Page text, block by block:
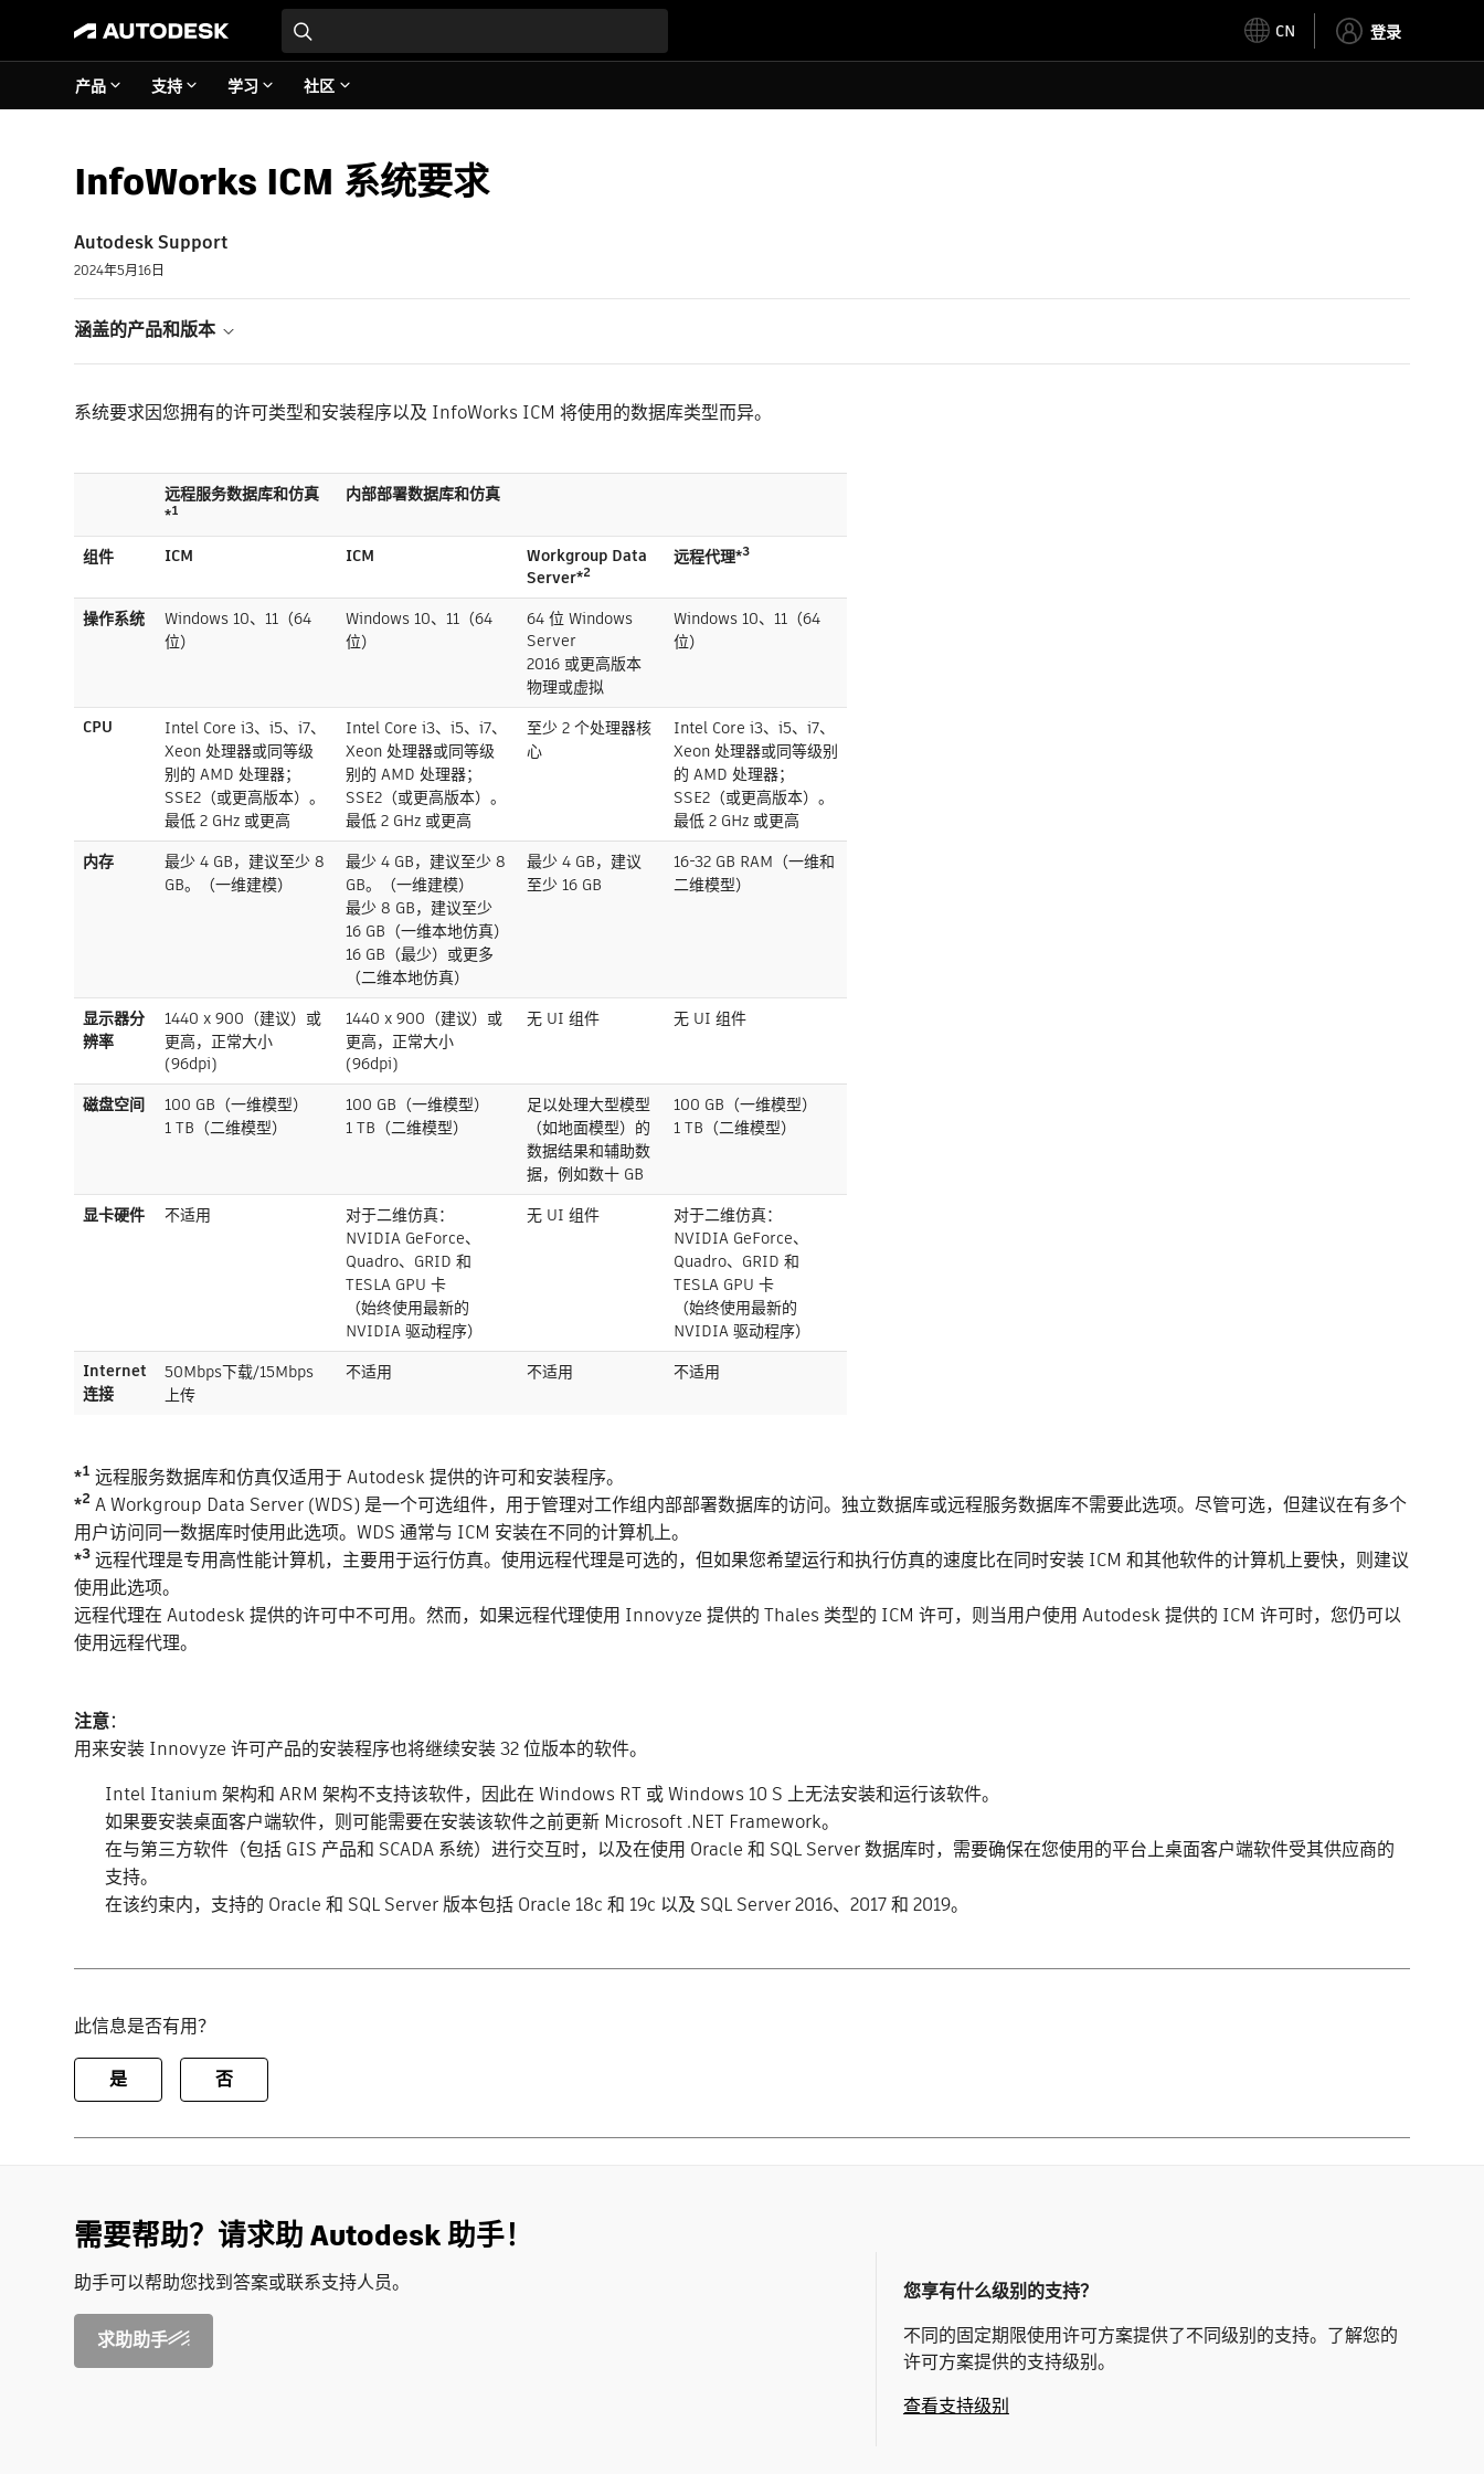
CN 登录
产品 支持 学习 社区
InfoWorks ICM 系统要求
Autodesk Support
2024年5月16日
涵盖的产品和版本
系统要求因您拥有的许可类型和安装程序以及 InfoWorks ICM 将使用的数据库类型而异。
远程服务数据库和仿真
*¹
内部部署数据库和仿真
组件 ICM ICM
Workgroup Data
Server*²
远程代理*³
操作系统
Windows 10、11（64
位）
Windows 10、11（64
位）
64 位 Windows
Server
2016 或更高版本
物理或虚拟
Windows 10、11（64
位）
CPU
Intel Core i3、i5、i7、
Xeon 处理器或同等级
别的 AMD 处理器；
SSE2（或更高版本）。
最低 2 GHz 或更高
Intel Core i3、i5、i7、
Xeon 处理器或同等级
别的 AMD 处理器；
SSE2（或更高版本）。
最低 2 GHz 或更高
至少 2 个处理器核
心
Intel Core i3、i5、i7、
Xeon 处理器或同等级别
的 AMD 处理器；
SSE2（或更高版本）。
最低 2 GHz 或更高
内存
最少 4 GB，建议至少 8
GB。（一维建模）
最少 4 GB，建议至少 8
GB。（一维建模）
最少 8 GB，建议至少
16 GB（一维本地仿真）
16 GB（最少）或更多
（二维本地仿真）
最少 4 GB，建议
至少 16 GB
16-32 GB RAM（一维和
二维模型）
显示器分
辨率
1440 x 900（建议）或
更高，正常大小
(96dpi)
1440 x 900（建议）或
更高，正常大小
(96dpi)
无 UI 组件 无 UI 组件
磁盘空间
100 GB（一维模型）
1 TB（二维模型）
100 GB（一维模型）
1 TB（二维模型）
足以处理大型模型
（如地面模型）的
数据结果和辅助数
据，例如数十 GB
100 GB（一维模型）
1 TB（二维模型）
显卡硬件 不适用
对于二维仿真：
NVIDIA GeForce、
Quadro、GRID 和
TESLA GPU 卡
（始终使用最新的
NVIDIA 驱动程序）
无 UI 组件
对于二维仿真：
NVIDIA GeForce、
Quadro、GRID 和
TESLA GPU 卡
（始终使用最新的
NVIDIA 驱动程序）
Internet
连接
50Mbps下载/15Mbps
上传
不适用 不适用 不适用
*¹远程服务数据库和仿真仅适用于 Autodesk 提供的许可和安装程序。
*² A Workgroup Data Server (WDS) 是一个可选组件，用于管理对工作组内部部署数据库的访问。独立数据库或远程服务数据库不需要此选项。尽管可选，但建议在有多个
用户访问同一数据库时使用此选项。WDS 通常与 ICM 安装在不同的计算机上。
*³远程代理是专用高性能计算机，主要用于运行仿真。使用远程代理是可选的，但如果您希望运行和执行仿真的速度比在同时安装 ICM 和其他软件的计算机上要快，则建议
使用此选项。
远程代理在 Autodesk 提供的许可中不可用。然而，如果远程代理使用 Innovyze 提供的 Thales 类型的 ICM 许可，则当用户使用 Autodesk 提供的 ICM 许可时，您仍可以
使用远程代理。
注意：
用来安装 Innovyze 许可产品的安装程序也将继续安装 32 位版本的软件。
Intel Itanium 架构和 ARM 架构不支持该软件，因此在 Windows RT 或 Windows 10 S 上无法安装和运行该软件。
如果要安装桌面客户端软件，则可能需要在安装该软件之前更新 Microsoft .NET Framework。
在与第三方软件（包括 GIS 产品和 SCADA 系统）进行交互时，以及在使用 Oracle 和 SQL Server 数据库时，需要确保在您使用的平台上桌面客户端软件受其供应商的
支持。
在该约束内，支持的 Oracle 和 SQL Server 版本包括 Oracle 18c 和 19c 以及 SQL Server 2016、2017 和 2019。
此信息是否有用？
是 否
需要帮助？请求助 Autodesk 助手！
助手可以帮助您找到答案或联系支持人员。
求助助手
您享有什么级别的支持？
不同的固定期限使用许可方案提供了不同级别的支持。了解您的
许可方案提供的支持级别。
查看支持级别